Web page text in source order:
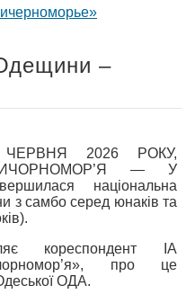
–
2026 РОКУ,
— У
національна
з самбо серед юнаків та
кореспондент ІА
про це
ОДА.